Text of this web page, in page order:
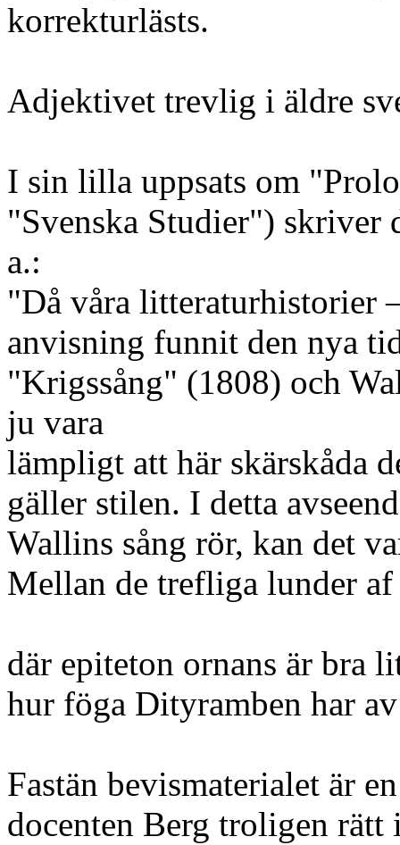
korrekturlästs.
Adjektivet trevlig i äldre
I sin lilla uppsats om
"Svenska Studier") skriver
a.:
"Då våra
anvisning funnit den nya
"Krigssång" (1808) och
ju vara
lämpligt att här skärskåda
gäller stilen. I detta
Wallins sång rör, kan det
Mellan de trefliga lunder af
där epiteton ornans är bra
hur föga Dityramben har
Fastän bevismaterialet är
docenten Berg troligen rätt